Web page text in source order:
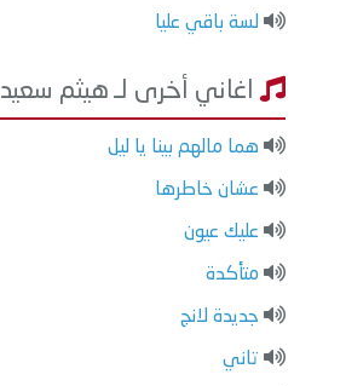
لسة باقي عليا
اغاني أخرى لـ هيثم سعيد
هما مالهم بينا يا ليل
عشان خاطرها
عليك عيون
متأكدة
جديدة لانج
تاني